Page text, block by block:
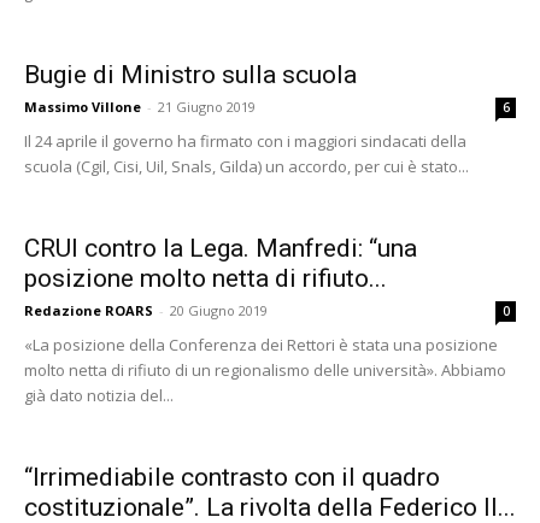
Bugie di Ministro sulla scuola
Massimo Villone - 21 Giugno 2019 6
Il 24 aprile il governo ha firmato con i maggiori sindacati della
scuola (Cgil, Cisi, Uil, Snals, Gilda) un accordo, per cui è stato...
CRUI contro la Lega. Manfredi: “una
posizione molto netta di rifiuto...
Redazione ROARS - 20 Giugno 2019 0
«La posizione della Conferenza dei Rettori è stata una posizione
molto netta di rifiuto di un regionalismo delle università». Abbiamo
già dato notizia del...
“Irrimediabile contrasto con il quadro
costituzionale”. La rivolta della Federico II...